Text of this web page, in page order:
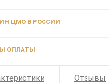
ЦМО В РОССИИ
ОПЛАТЫ
Отзывы